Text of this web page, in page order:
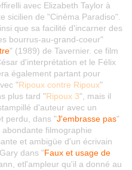
avec Elizabeth Taylor à
sicilien de "Cinéma Paradiso".
que sa facilité d'incarner des
bourrus-au-grand-coeur"
" (1989) de Tavernier. ce film
d'interprétation et le Félix
également partant pour
"Ripoux contre Ripoux"
plus tard "Ripoux 3", mais il
d'auteur avec un
perdu, dans "J'embrasse pas"
filmographie
et ambigüe d'un écrivain
dans "Faux et usage de
etl'ampleur qu'il a donné au